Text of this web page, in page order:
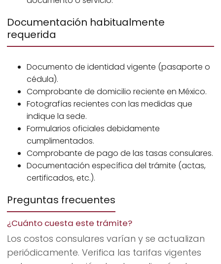
Documentación habitualmente
requerida
Documento de identidad vigente (pasaporte o
cédula).
Comprobante de domicilio reciente en México.
Fotografías recientes con las medidas que
indique la sede.
Formularios oficiales debidamente
cumplimentados.
Comprobante de pago de las tasas consulares.
Documentación específica del trámite (actas,
certificados, etc.).
Preguntas frecuentes
¿Cuánto cuesta este trámite?
Los costos consulares varían y se actualizan
periódicamente. Verifica las tarifas vigentes